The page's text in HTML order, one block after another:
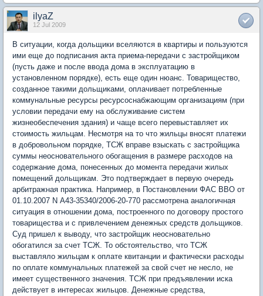
ilyaZ
12 Jul 2009
В ситуации, когда дольщики вселяются в квартиры и пользуются
ими еще до подписания акта приема-передачи с застройщиком
(пусть даже и после ввода дома в эксплуатацию в
установленном порядке), есть еще один нюанс. Товарищество,
созданное такими дольщиками, оплачивает потребленные
коммунальные ресурсы ресурсоснабжающим организациям (при
условии передачи ему на обслуживание систем
жизнеобеспечения здания) и чаще всего перевыставляет их
стоимость жильцам. Несмотря на то что жильцы вносят платежи
в добровольном порядке, ТСЖ вправе взыскать с застройщика
суммы неосновательного обогащения в размере расходов на
содержание дома, понесенных до момента передачи жилых
помещений дольщикам. Это подтверждает в первую очередь
арбитражная практика. Например, в Постановлении ФАС ВВО от
01.10.2007 N А43-35340/2006-20-770 рассмотрена аналогичная
ситуация в отношении дома, построенного по договору простого
товарищества и с привлечением денежных средств дольщиков.
Суд пришел к выводу, что застройщик неосновательно
обогатился за счет ТСЖ. То обстоятельство, что ТСЖ
выставляло жильцам к оплате квитанции и фактически расходы
по оплате коммунальных платежей за свой счет не несло, не
имеет существенного значения. ТСЖ при предъявлении иска
действует в интересах жильцов. Денежные средства,